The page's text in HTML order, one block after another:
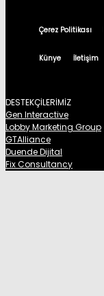
Çerez Politikası
Künye İletişim
DESTEKÇİLERİMİZ
Gen Interactive
Lobby Marketing Group
GTAlliance
Duende Dijital
Fix Consultancy